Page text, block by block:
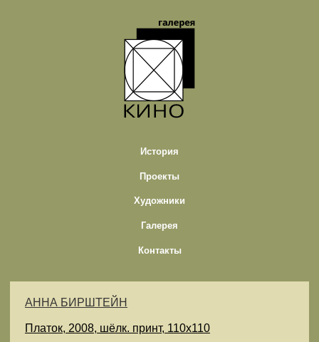
История
Проекты
Художники
Галерея
Контакты
АННА БИРШТЕЙН
Платок, 2008, шёлк. принт, 110х110